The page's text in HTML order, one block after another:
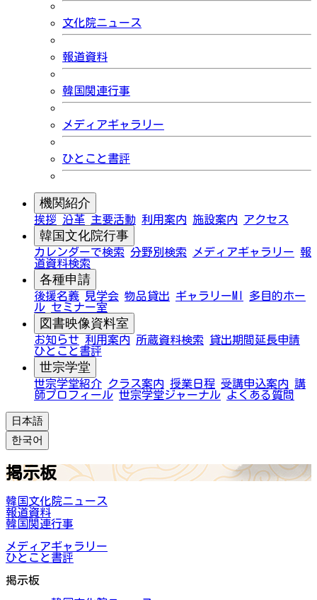
文化院ニュース
報道資料
韓国関連行事
メディアギャラリー
ひとこと書評
機関紹介
挨拶 沿革 主要活動 利用案内 施設案内 アクセス
韓国文化院行事
カレンダーで検索 分野別検索 メディアギャラリー 報
道資料検索
各種申請
後援名義 見学会 物品貸出 ギャラリーMI
多目的ホー
ル セミナー室
図書映像資料室
お知らせ 利用案内 所蔵資料検索
貸出期間延長申請
ひとこと書評
世宗学堂
世宗学堂紹介 クラス案内 授業日程 受講申込案内 講
師プロフィール 世宗学堂ジャーナル よくある質問
日本語
한국어
掲示板
韓国文化院ニュース
報道資料
韓国関連行事
メディアギャラリー
ひとこと書評
掲示板